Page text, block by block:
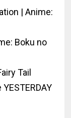
| Anime:
Boku no
Tail